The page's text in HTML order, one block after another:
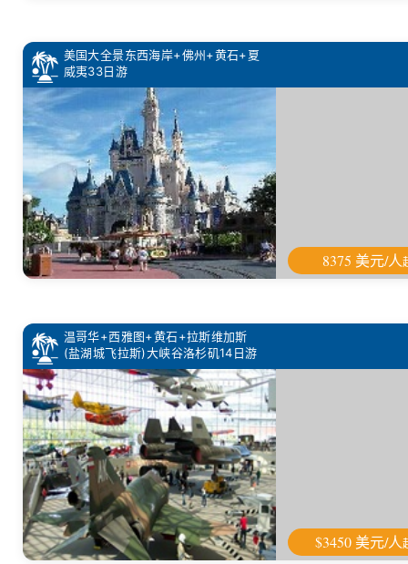
美国大全景东西海岸+佛州+黄石+夏
威夷33日游
8375 美元/人
温哥华+西雅图+黄石+拉斯维加斯
(盐湖城飞拉斯)大峡谷洛杉矶14日游
$3450 美元/人